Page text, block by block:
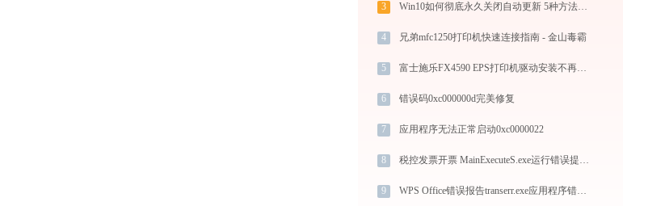
3 Win10如何彻底永久关闭自动更新 5种方法教你永久关闭win10自动更新
4 兄弟mfc1250打印机快速连接指南 - 金山毒霸
5 富士施乐FX4590 EPS打印机驱动安装不再难，跟着这些步骤一学就会
6 错误码0xc000000d完美修复
7 应用程序无法正常启动0xc0000022
8 税控发票开票 MainExecuteS.exe运行错误提示0xc000000d的解决办法
9 WPS Office错误报告transerr.exe应用程序错误0xc000000d解决方法